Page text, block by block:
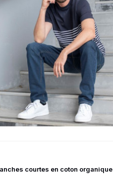
courtes en coton organique